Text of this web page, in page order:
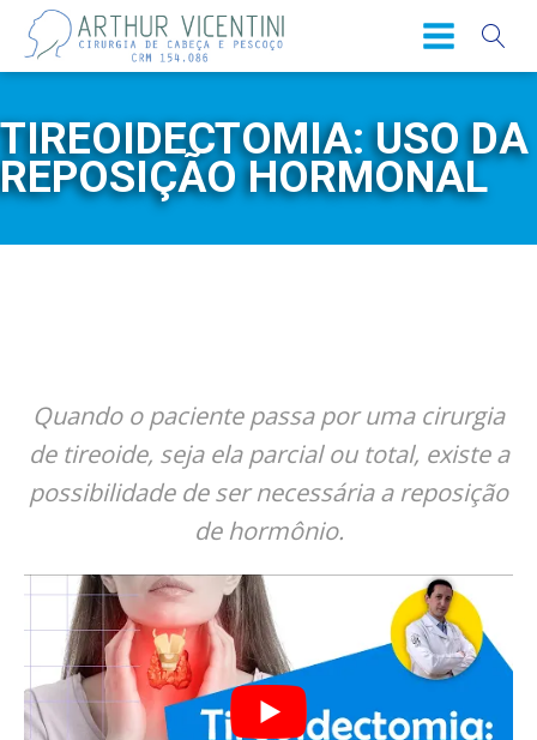
TIREOIDECTOMIA: USO DA
REPOSIÇÃO HORMONAL
Quando o paciente passa por uma cirurgia
de tireoide, seja ela parcial ou total, existe a
possibilidade de ser necessária a reposição
de hormônio.